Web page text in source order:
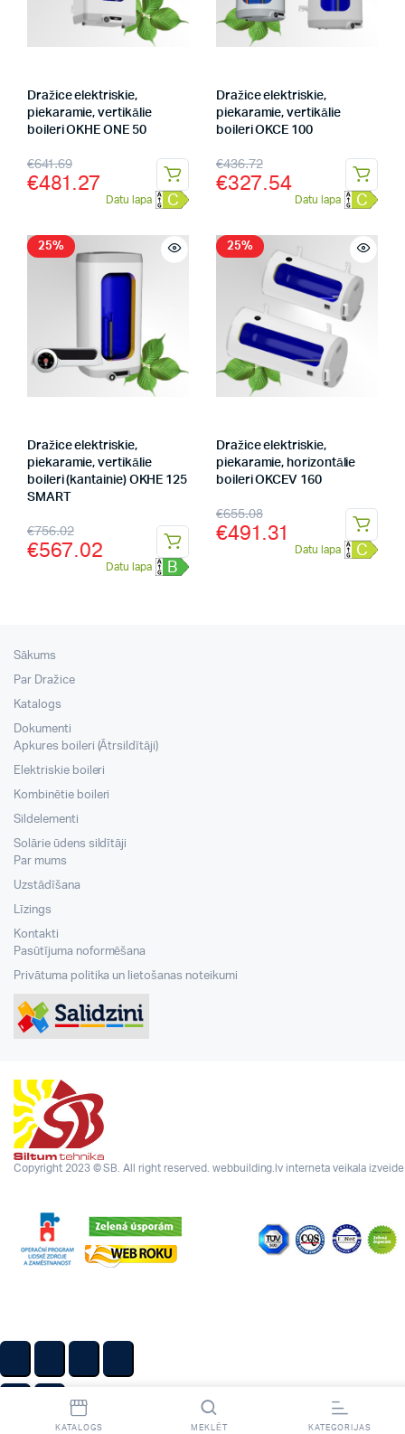
Dražice elektriskie,
piekaramie, vertikālie
boileri OKHE ONE 50
€641.69
€481.27
Datu lapa C
Dražice elektriskie,
piekaramie, vertikālie
boileri OKCE 100
€436.72
€327.54
Datu lapa C
25%
Dražice elektriskie,
piekaramie, vertikālie
boileri (kantainie) OKHE 125
SMART
€756.02
€567.02
Datu lapa B
25%
Dražice elektriskie,
piekaramie, horizontālie
boileri OKCEV 160
€655.08
€491.31
Datu lapa C
Sākums
Par Dražice
Katalogs
Dokumenti
Apkures boileri (Ātrsildītāji)
Elektriskie boileri
Kombinētie boileri
Sildelementi
Solārie ūdens sildītāji
Par mums
Uzstādīšana
Līzings
Kontakti
Pasūtījuma noformēšana
Privātuma politika un lietošanas noteikumi
Copyright 2023 © SB. All right reserved. webbuilding.lvinterneta veikala izveide
KATALOGS MEKLĒT KATEGORIJAS